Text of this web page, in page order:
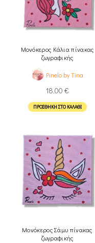
Μονόκερος Κάλια πίνακας
ζωγραφικής
Pinelo by Tina
18,00 €
ΠΡΟΣΘΉΚΗ ΣΤΟ ΚΑΛΆΘΙ
Μονόκερος Σάμυ πίνακας
ζωγραφικής